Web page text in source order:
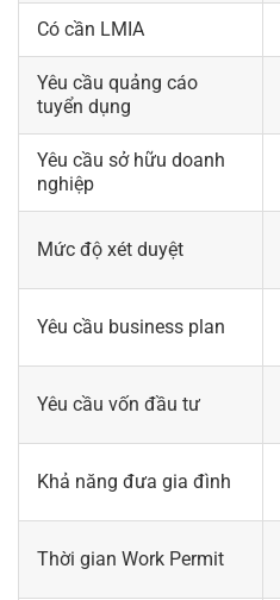
Có cần LMIA
Yêu cầu quảng cáo
tuyển dụng
Yêu cầu sở hữu doanh
nghiệp
Mức độ xét duyệt
Yêu cầu business plan
Yêu cầu vốn đầu tư
Khả năng đưa gia đình
Thời gian Work Permit